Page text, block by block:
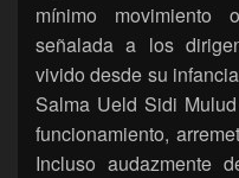
mínimo
señalada a los
vivido desde su
Salma Ueld Sidi
funcionamiento,
Incluso audazmente